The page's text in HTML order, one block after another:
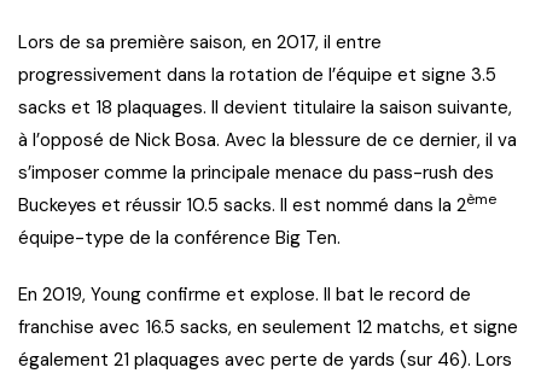
Lors de sa première saison, en 2017, il entre
progressivement dans la rotation de l’équipe et signe 3.5
sacks et 18 plaquages. Il devient titulaire la saison suivante,
à l’opposé de Nick Bosa. Avec la blessure de ce dernier, il va
s’imposer comme la principale menace du pass-rush des
Buckeyes et réussir 10.5 sacks. Il est nommé dans la 2ème
équipe-type de la conférence Big Ten.
En 2019, Young confirme et explose. Il bat le record de
franchise avec 16.5 sacks, en seulement 12 matchs, et signe
également 21 plaquages avec perte de yards (sur 46). Lors